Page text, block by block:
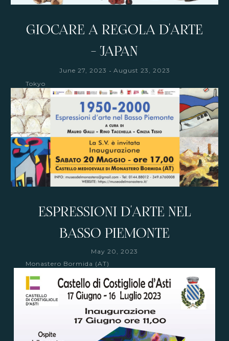
GIOCARE A REGOLA D'ARTE
- JAPAN
June 27, 2023 - August 23, 2023
Tokyo
ESPRESSIONI D'ARTE NEL
BASSO PIEMONTE
May 20, 2023
Monastero Bormida (AT)